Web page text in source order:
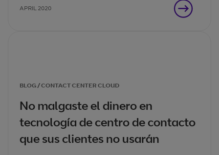
APRIL 2020
BLOG / CONTACT CENTER CLOUD
No malgaste el dinero en
tecnología de centro de contacto
que sus clientes no usarán